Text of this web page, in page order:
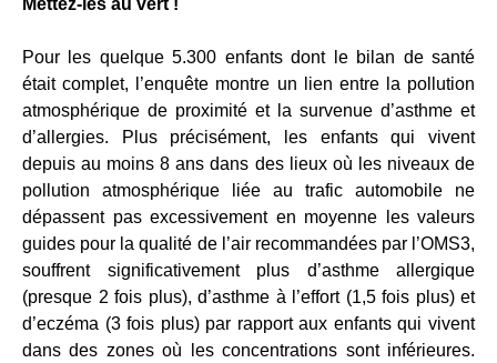
Pour les quelque 5.300 enfants dont le bilan de santé
était complet, l’enquête montre un lien entre la pollution
atmosphérique de proximité et la survenue d’asthme et
d’allergies. Plus précisément, les enfants qui vivent
depuis au moins 8 ans dans des lieux où les niveaux de
pollution atmosphérique liée au trafic automobile ne
dépassent pas excessivement en moyenne les valeurs
guides pour la qualité de l’air recommandées par l’OMS3,
souffrent significativement plus d’asthme allergique
(presque 2 fois plus), d’asthme à l’effort (1,5 fois plus) et
d’eczéma (3 fois plus) par rapport aux enfants qui vivent
dans des zones où les concentrations sont inférieures.